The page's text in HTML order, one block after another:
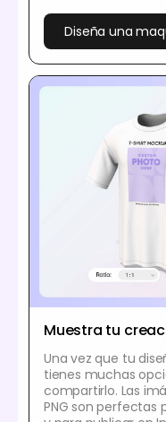
Diseña una
Muestra tu
Una vez que tu
tienes muchas
compartirlo. Las
PNG son perfectas